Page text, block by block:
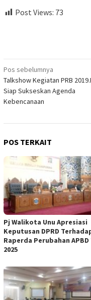
Post Views: 73
Navigasi
pos
Pos sebelumnya
Talkshow Kegiatan PRB
Siap Sukseskan Agenda
Kebencanaan
POS TERKAIT
Pj Walikota Unu Apresiasi
Keputusan DPRD
Raperda Perubahan APBD
2025